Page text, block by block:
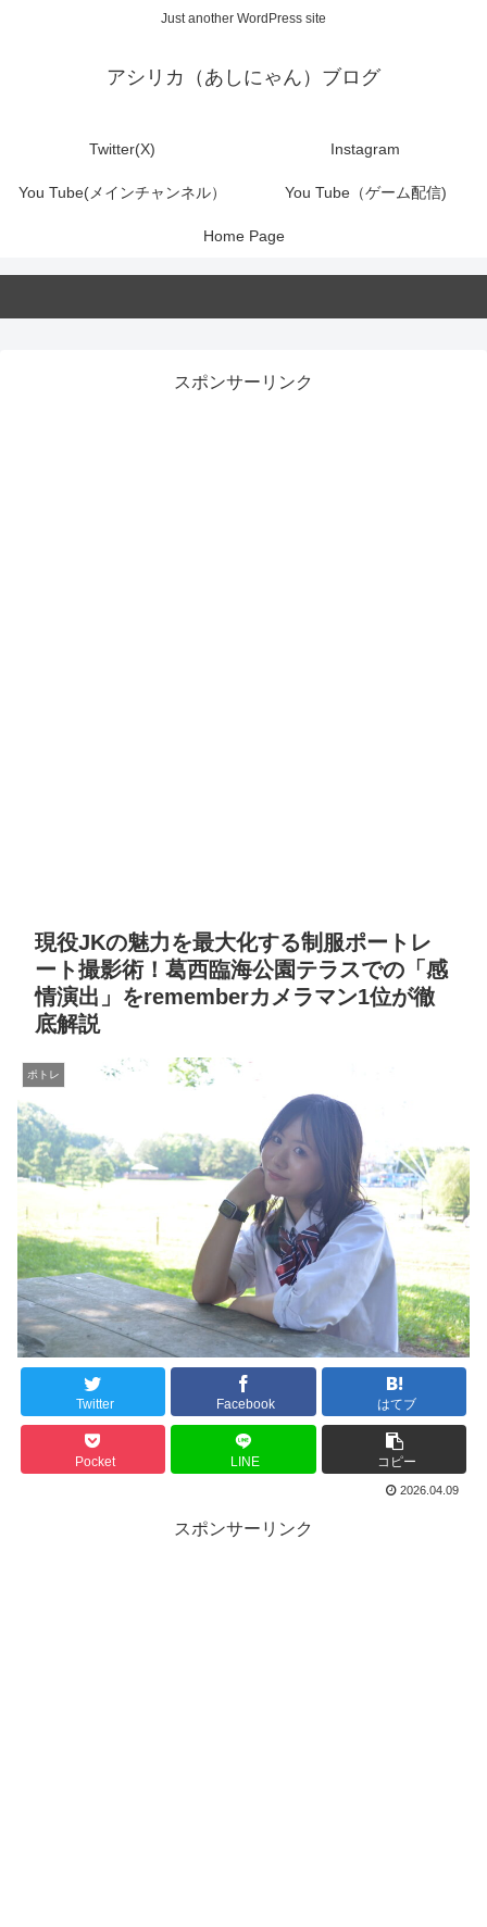
Just another WordPress site
アシリカ（あしにゃん）ブログ
Twitter(X) Instagram
You Tube(メインチャンネル） You Tube（ゲーム配信)
Home Page
スポンサーリンク
現役JKの魅力を最大化する制服ポートレ
ート撮影術！葛西臨海公園テラスでの「感
情演出」をrememberカメラマン1位が徹
底解説
ポトレ
Twitter Facebook はてブ
Pocket LINE コピー
2026.04.09
スポンサーリンク